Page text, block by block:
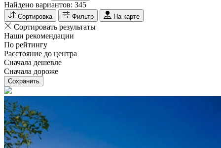
Найдено вариантов: 345
Сортировка Фильтр На карте
Сортировать результаты
Наши рекомендации
По рейтингу
Расстояние до центра
Сначала дешевле
Сначала дороже
Сохранить